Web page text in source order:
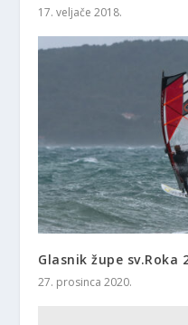
17. veljače 2018.
Glasnik župe sv.Roka
27. prosinca 2020.